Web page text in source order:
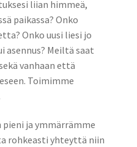
liian himmeä,
paikassa? Onko
Onko uusi liesi jo
Meiltä saat
vanhaan että
Toimimme
pieni ja ymmärrämme
rohkeasti yhteyttä niin